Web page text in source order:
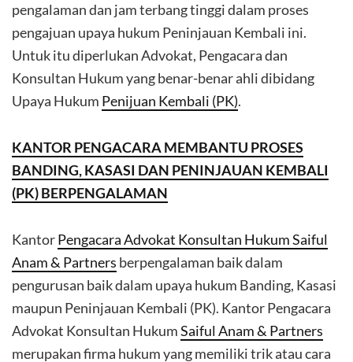
pengalaman dan jam terbang tinggi dalam proses
pengajuan upaya hukum Peninjauan Kembali ini.
Untuk itu diperlukan Advokat, Pengacara dan
Konsultan Hukum yang benar-benar ahli dibidang
Upaya Hukum Penijuan Kembali (PK).
KANTOR PENGACARA MEMBANTU PROSES
BANDING, KASASI DAN PENINJAUAN KEMBALI
(PK) BERPENGALAMAN
KantorPengacara Advokat Konsultan Hukum Saiful
Anam & Partners berpengalaman baik dalam
pengurusan baik dalam upaya hukum Banding, Kasasi
maupun Peninjauan Kembali (PK). Kantor Pengacara
Advokat Konsultan HukumSaiful Anam & Partners
merupakan firma hukum yang memiliki trik atau cara